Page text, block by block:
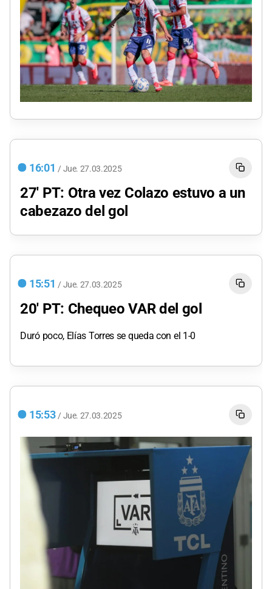
16:01 / Jue. 27.03.2025
27' PT: Otra vez Colazo estuvo a un
cabezazo del gol
15:51 / Jue. 27.03.2025
20' PT: Chequeo VAR del gol
Duró poco, Elías Torres se queda con el 1-0
15:53 / Jue. 27.03.2025